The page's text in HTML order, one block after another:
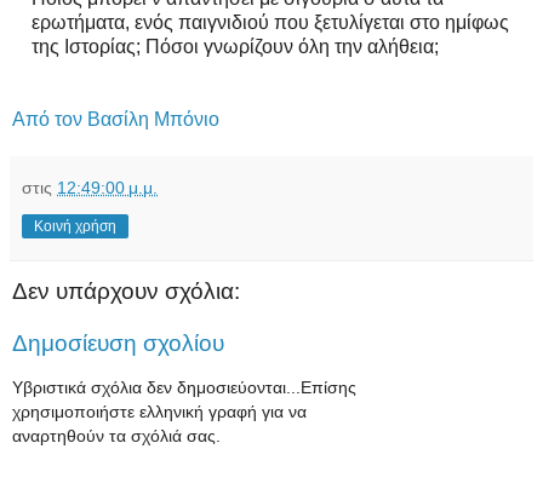
ερωτήματα, ενός παιγνιδιού που ξετυλίγεται στο ημίφως
της Ιστορίας; Πόσοι γνωρίζουν όλη την αλήθεια;
Από τον Βασίλη Μπόνιο
στις 12:49:00 μ.μ.
Κοινή χρήση
Δεν υπάρχουν σχόλια:
Δημοσίευση σχολίου
Υβριστικά σχόλια δεν δημοσιεύονται...Επίσης
χρησιμοποιήστε ελληνική γραφή για να
αναρτηθούν τα σχόλιά σας.